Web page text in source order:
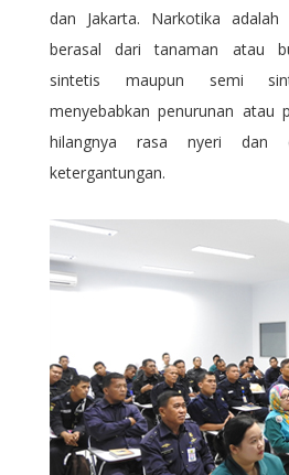
dan Jakarta. Narkotika
berasal dari tanaman atau
sintetis maupun semi
menyebabkan penurunan atau
hilangnya rasa nyeri dan
ketergantungan.